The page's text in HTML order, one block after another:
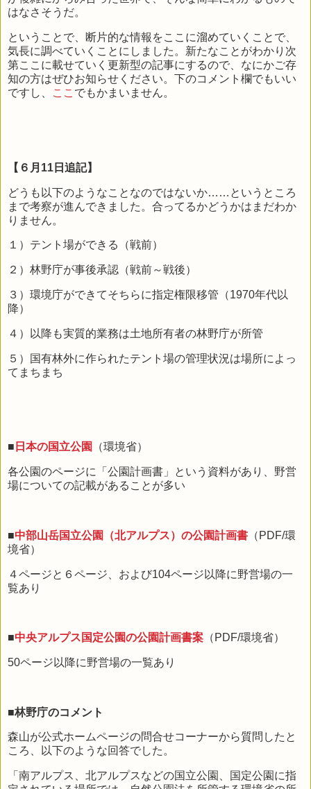
はなさそうだ。
ということで、断片的な情報をここに溜めていくことで、
気長に調べていくことにしました。新たなことがわかり次
第ここに載せていく更新型の記事にするので、なにかご存
知の方はぜひお知らせください。下のコメント欄でもいい
ですし、
ここ でもかまいません。
【６月11日追記】
どうも以下のようなことなのではないか……というところ
まで考察が進んできました。合ってるかどうかはまだわか
りません。
１）テント場ができる（戦前）
２）林野庁が事後承認（戦前～戦後）
３）環境庁ができてそちらに指定権限移管（1970年代以
降）
４）以降も実質的業務は土地所有者の林野庁が所管
５）国有林外に作られたテント場の管理状況は場所によっ
てまちまち
■ 日本の国立公園 （環境省）
各公園のページに「公園計画書」という資料があり、野営
場についての記載があることが多い
■中部山岳国立公園（北アルプス）の公園計画書 （PDF/環
境省）
４ページと６ページ、および104ページ以降に野営場の一
覧あり
■中央アルプス国定公園の公園計画書案 （PDF/環境省）
50ページ以降に野営場の一覧あり
■林野庁のコメント
森山が公式ホームページの問合せコーナーから質問したと
ころ、以下のような回答でした。
「南アルプス、北アルプスなどの国立公園、国定公園に指